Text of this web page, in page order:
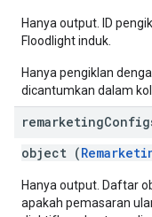
Hanya output. ID
Floodlight induk.
Hanya pengiklan
dicantumkan dalam
remarketing
object (
Hanya output. Daftar
apakah pemasaran